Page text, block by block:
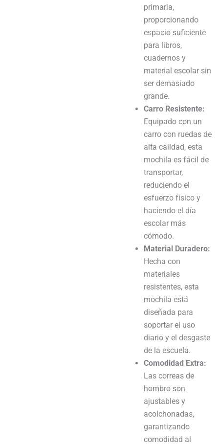
primaria,
proporcionando
espacio suficiente
para libros,
cuadernos y
material escolar sin
ser demasiado
grande.
Carro Resistente:
Equipado con un
carro con ruedas de
alta calidad, esta
mochila es fácil de
transportar,
reduciendo el
esfuerzo físico y
haciendo el día
escolar más
cómodo.
Material Duradero:
Hecha con
materiales
resistentes, esta
mochila está
diseñada para
soportar el uso
diario y el desgaste
de la escuela.
Comodidad Extra:
Las correas de
hombro son
ajustables y
acolchonadas,
garantizando
comodidad al